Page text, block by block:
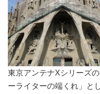
東京アンテナXシリーズ
ーライターの端くれ」と